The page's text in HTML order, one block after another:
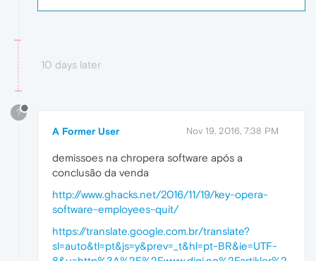
10 days later
?
A Former User Nov 19, 2016, 7:38 PM
demissoes na chropera software após a
conclusão da venda
http://www.ghacks.net/2016/11/19/key-opera-
software-employees-quit/
https://translate.google.com.br/translate?
sl=auto&tl=pt&js=y&prev=_t&hl=pt-BR&ie=UTF-